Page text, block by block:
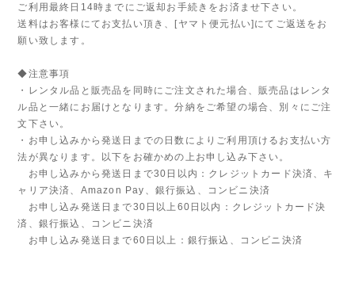
ご利用最終日14時までにご返却お手続きをお済ませ下さい。
送料はお客様にてお支払い頂き、[ヤマト便元払い]にてご返送をお
願い致します。
◆注意事項
・レンタル品と販売品を同時にご注文された場合、販売品はレンタ
ル品と一緒にお届けとなります。分納をご希望の場合、別々にご注
文下さい。
・お申し込みから発送日までの日数によりご利用頂けるお支払い方
法が異なります。以下をお確かめの上お申し込み下さい。
お申し込みから発送日まで30日以内：クレジットカード決済、キ
ャリア決済、Amazon Pay、銀行振込、コンビニ決済
お申し込み発送日まで30日以上60日以内：クレジットカード決
済、銀行振込、コンビニ決済
お申し込み発送日まで60日以上：銀行振込、コンビニ決済